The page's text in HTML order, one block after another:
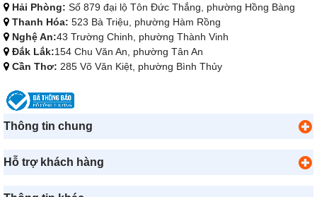
Hải Phòng: Số 879 đại lộ Tôn Đức Thắng, phường Hồng Bàng
Thanh Hóa: 523 Bà Triệu, phường Hàm Rồng
Nghệ An:43 Trường Chinh, phường Thành Vinh
Đắk Lắk:154 Chu Văn An, phường Tân An
Cần Thơ: 285 Võ Văn Kiệt, phường Bình Thủy
Thông tin chung
Hỗ trợ khách hàng